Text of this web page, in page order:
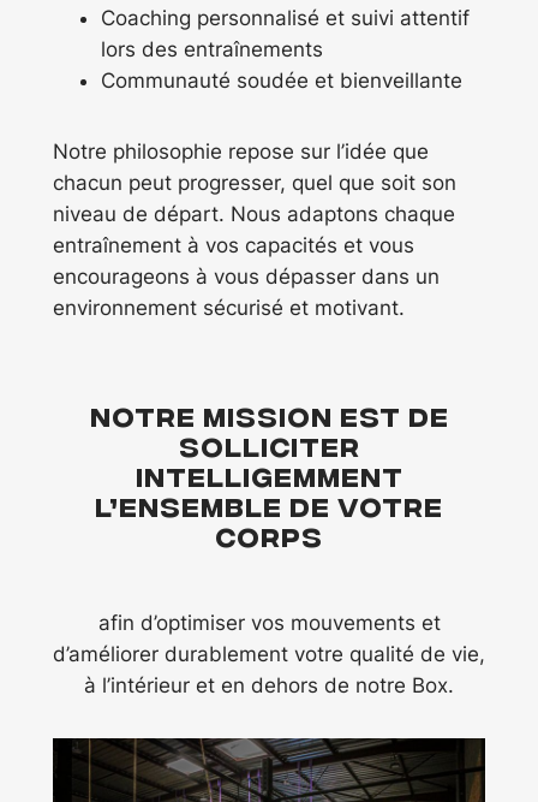
Coaching personnalisé et suivi attentif
lors des entraînements
Communauté soudée et bienveillante
Notre philosophie repose sur l’idée que
chacun peut progresser, quel que soit son
niveau de départ. Nous adaptons chaque
entraînement à vos capacités et vous
encourageons à vous dépasser dans un
environnement sécurisé et motivant.
Notre MISSION est de
solliciter
intelligemment
l’ensemble de votre
corps
afin d’optimiser vos mouvements et
d’améliorer durablement votre qualité de vie,
à l’intérieur et en dehors de notre Box.